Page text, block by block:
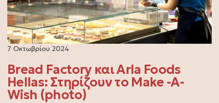
7 Οκτωβρίου 2024
Bread Factory και Arla Foods
Hellas: Στηρίζουν το Make -A-
Wish (photo)